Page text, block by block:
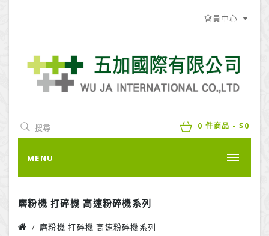
會員中心
0 件商品 - $0
MENU
磨粉機 打碎機 高速粉碎機系列
磨粉機 打碎機 高速粉碎機系列